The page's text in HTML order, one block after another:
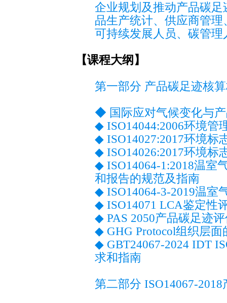
企业规划及推动产品碳
品生产统计、供应商管
可持续发展人员、碳管
【课程大纲】
第一部分 产品碳足迹核
◆ 国际应对气候变化与
◆ ISO14044:2006环境管
◆ ISO14027:2017环境标
◆ ISO14026:2017环境标
◆ ISO14064-1:2018温室
和报告的规范及指南
◆ ISO14064-3-2019温室
◆ ISO14071 LCA鉴定性
◆ PAS 2050产品碳足迹
◆ GHG Protocol组织层面
◆ GBT24067-2024 IDT
求和指南
第二部分 ISO14067-